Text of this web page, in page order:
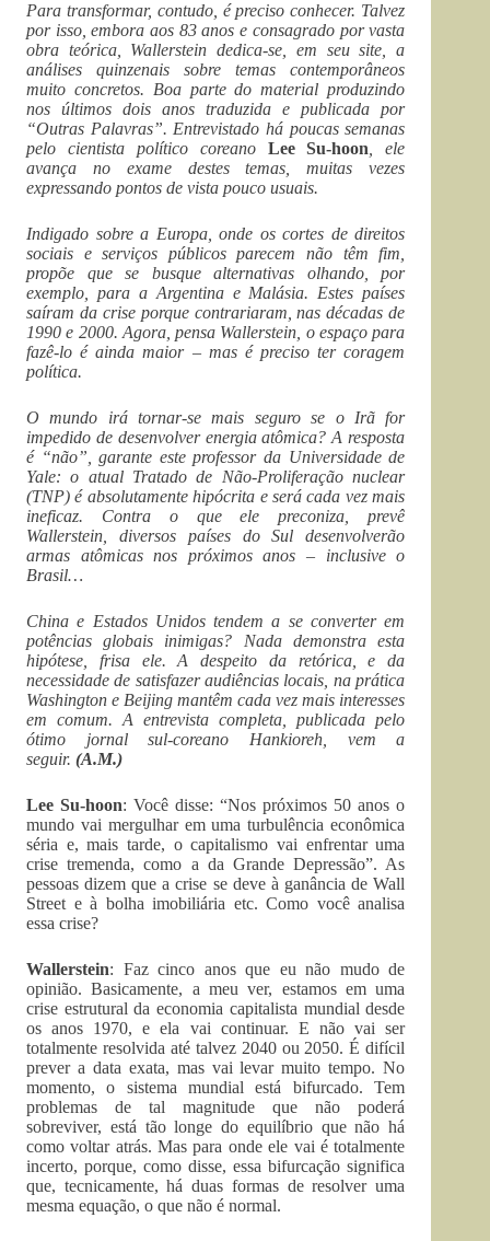
Para transformar, contudo, é preciso conhecer. Talvez
por isso, embora aos 83 anos e consagrado por vasta
obra teórica, Wallerstein dedica-se, em seu site, a
análises quinzenais sobre temas contemporâneos
muito concretos. Boa parte do material produzindo
nos últimos dois anos traduzida e publicada por
“Outras Palavras”. Entrevistado há poucas semanas
pelo cientista político coreano Lee Su-hoon , ele
avança no exame destes temas, muitas vezes
expressando pontos de vista pouco usuais.
Indigado sobre a Europa, onde os cortes de direitos
sociais e serviços públicos parecem não têm fim,
propõe que se busque alternativas olhando, por
exemplo, para a Argentina e Malásia. Estes países
saíram da crise porque contrariaram, nas décadas de
1990 e 2000. Agora, pensa Wallerstein, o espaço para
fazê-lo é ainda maior – mas é preciso ter coragem
política.
O mundo irá tornar-se mais seguro se o Irã for
impedido de desenvolver energia atômica? A resposta
é “não”, garante este professor da Universidade de
Yale: o atual Tratado de Não-Proliferação nuclear
(TNP) é absolutamente hipócrita e será cada vez mais
ineficaz. Contra o que ele preconiza, prevê
Wallerstein, diversos países do Sul desenvolverão
armas atômicas nos próximos anos – inclusive o
Brasil…
China e Estados Unidos tendem a se converter em
potências globais inimigas? Nada demonstra esta
hipótese, frisa ele. A despeito da retórica, e da
necessidade de satisfazer audiências locais, na prática
Washington e Beijing mantêm cada vez mais interesses
em comum. A entrevista completa, publicada pelo
ótimo jornal sul-coreano Hankioreh, vem a
seguir. (A.M.)
Lee Su-hoon: Você disse: “Nos próximos 50 anos o
mundo vai mergulhar em uma turbulência econômica
séria e, mais tarde, o capitalismo vai enfrentar uma
crise tremenda, como a da Grande Depressão”. As
pessoas dizem que a crise se deve à ganância de Wall
Street e à bolha imobiliária etc. Como você analisa
essa crise?
Wallerstein: Faz cinco anos que eu não mudo de
opinião. Basicamente, a meu ver, estamos em uma
crise estrutural da economia capitalista mundial desde
os anos 1970, e ela vai continuar. E não vai ser
totalmente resolvida até talvez 2040 ou 2050. É difícil
prever a data exata, mas vai levar muito tempo. No
momento, o sistema mundial está bifurcado. Tem
problemas de tal magnitude que não poderá
sobreviver, está tão longe do equilíbrio que não há
como voltar atrás. Mas para onde ele vai é totalmente
incerto, porque, como disse, essa bifurcação significa
que, tecnicamente, há duas formas de resolver uma
mesma equação, o que não é normal.